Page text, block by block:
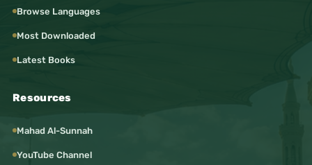
Browse Languages
Most Downloaded
Latest Books
Resources
Mahad Al-Sunnah
YouTube Channel